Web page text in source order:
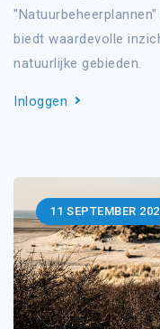
biedt waardevolle
natuurlijke gebieden.
Inloggen
11 SEPTEMBER